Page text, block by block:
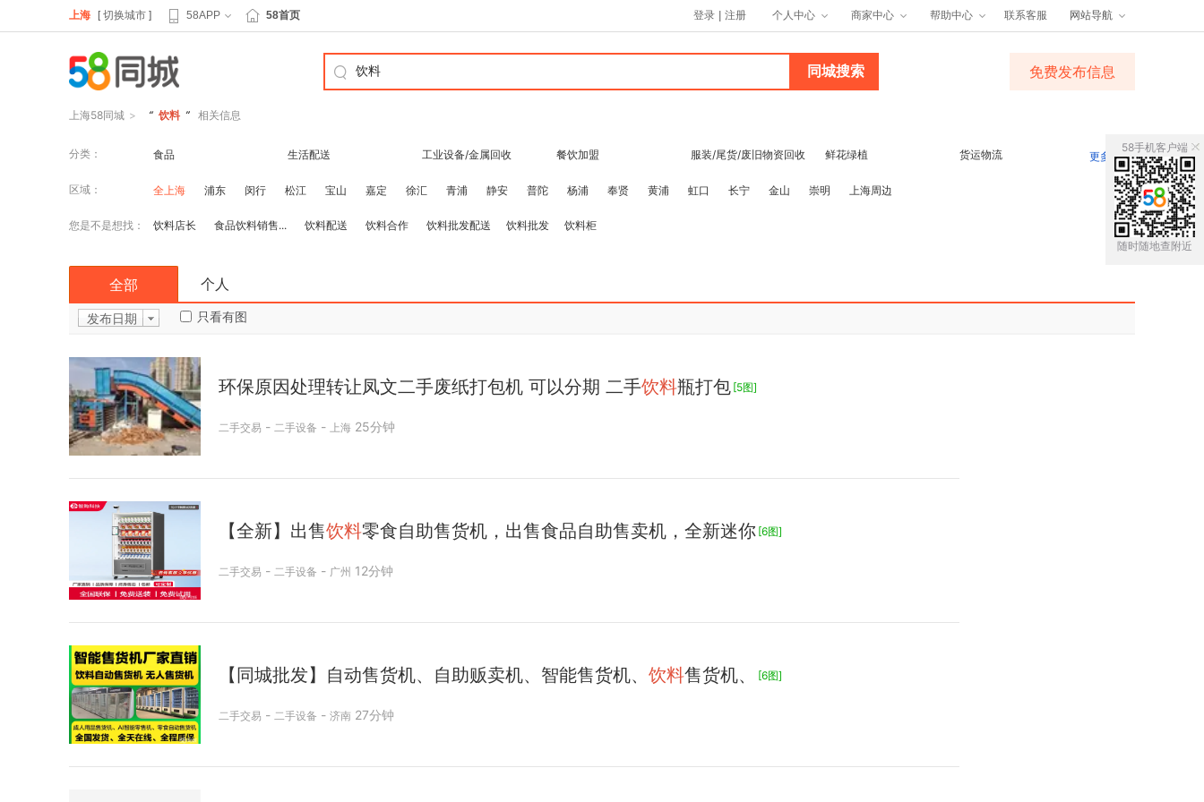
上海 [ 切换城市 ] 58APP 58首页 登录 注册 个人中心 商家中心 帮助中心 联系客服 网站导航
免费发布信息
上海58同城 > “ 饮料 ” 相关信息
分类： 食品 生活配送 工业设备/金属回收 餐饮加盟 服装/尾货/废旧物资回收 鲜花绿植 货运物流 更多
区域： 全上海 浦东 闵行 松江 宝山 嘉定 徐汇 青浦 静安 普陀 杨浦 奉贤 黄浦 虹口 长宁 金山 崇明 上海周边
您是不是想找： 饮料店长 食品饮料销售... 饮料配送 饮料合作 饮料批发配送 饮料批发 饮料柜
全部 个人
发布日期 只看有图
环保原因处理转让凤文二手废纸打包机 可以分期 二手饮料瓶打包 [5图]
二手交易 - 二手设备 - 上海 25分钟
【全新】出售饮料零食自助售货机，出售食品自助售卖机，全新迷你 [6图]
二手交易 - 二手设备 - 广州 12分钟
【同城批发】自动售货机、自助贩卖机、智能售货机、 饮料售货机、 [6图]
二手交易 - 二手设备 - 济南 27分钟
58手机客户端
随时随地查附近